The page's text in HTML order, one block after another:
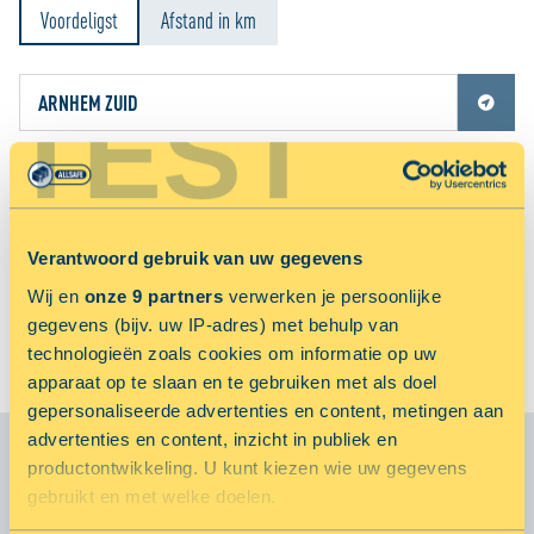
TEST
Verantwoord gebruik van uw gegevens
Wij en onze 9 partners verwerken je persoonlijke
gegevens (bijv. uw IP-adres) met behulp van
technologieën zoals cookies om informatie op uw
apparaat op te slaan en te gebruiken met als doel
gepersonaliseerde advertenties en content, metingen aan
advertenties en content, inzicht in publiek en
productontwikkeling. U kunt kiezen wie uw gegevens
gebruikt en met welke doelen.
Voordeligst Afstand in km
Schakel jouw locatiediensten in om deze functie te gebruiken.
vinden.
BEKIJK ALLE VESTIGINGEN
JOUW OPSLAG NOG MAKKELIJKER MET: